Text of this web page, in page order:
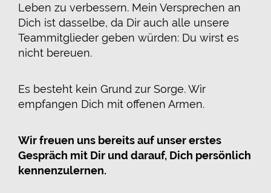
Leben zu verbessern. Mein Versprechen an
Dich ist dasselbe, da Dir auch alle unsere
Teammitglieder geben würden: Du wirst es
nicht bereuen.
Es besteht kein Grund zur Sorge. Wir
empfangen Dich mit offenen Armen.
Wir freuen uns bereits auf unser erstes
Gespräch mit Dir und darauf, Dich persönlich
kennenzulernen.